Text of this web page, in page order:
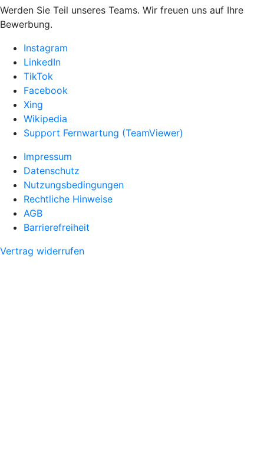
Werden Sie Teil unseres Teams. Wir freuen uns auf Ihre
Bewerbung.
Instagram
LinkedIn
TikTok
Facebook
Xing
Wikipedia
Support Fernwartung (TeamViewer)
Impressum
Datenschutz
Nutzungsbedingungen
Rechtliche Hinweise
AGB
Barrierefreiheit
Vertrag widerrufen